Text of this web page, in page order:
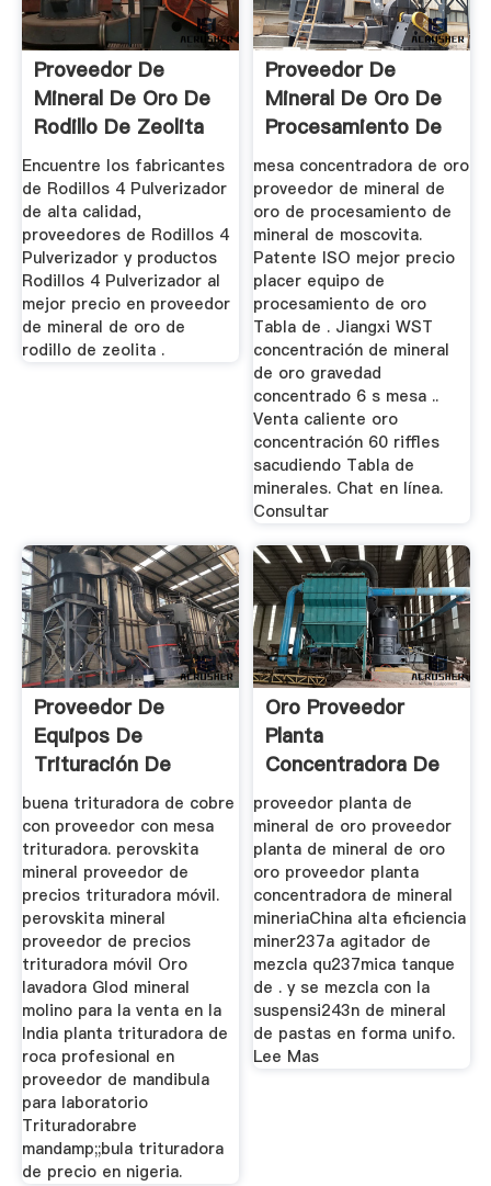
Proveedor De
Mineral De Oro De
Rodillo De Zeolita
Encuentre los fabricantes
de Rodillos 4 Pulverizador
de alta calidad,
proveedores de Rodillos 4
Pulverizador y productos
Rodillos 4 Pulverizador al
mejor precio en proveedor
de mineral de oro de
rodillo de zeolita .
Proveedor De
Mineral De Oro De
Procesamiento De
Mineral De ...
mesa concentradora de oro
proveedor de mineral de
oro de procesamiento de
mineral de moscovita.
Patente ISO mejor precio
placer equipo de
procesamiento de oro
Tabla de . Jiangxi WST
concentración de mineral
de oro gravedad
concentrado 6 s mesa ..
Venta caliente oro
concentración 60 riffles
sacudiendo Tabla de
minerales. Chat en línea.
Consultar
Proveedor De
Equipos De
Trituración De
Mineral De Oro En
...
buena trituradora de cobre
con proveedor con mesa
trituradora. perovskita
mineral proveedor de
precios trituradora móvil.
perovskita mineral
proveedor de precios
trituradora móvil Oro
lavadora Glod mineral
molino para la venta en la
India planta trituradora de
roca profesional en
proveedor de mandibula
para laboratorio
Trituradorabre
mandamp;;bula trituradora
de precio en nigeria.
Oro Proveedor
Planta
Concentradora De
Mineral Mineria
proveedor planta de
mineral de oro proveedor
planta de mineral de oro
oro proveedor planta
concentradora de mineral
mineriaChina alta eficiencia
miner237a agitador de
mezcla qu237mica tanque
de . y se mezcla con la
suspensi243n de mineral
de pastas en forma unifo.
Lee Mas